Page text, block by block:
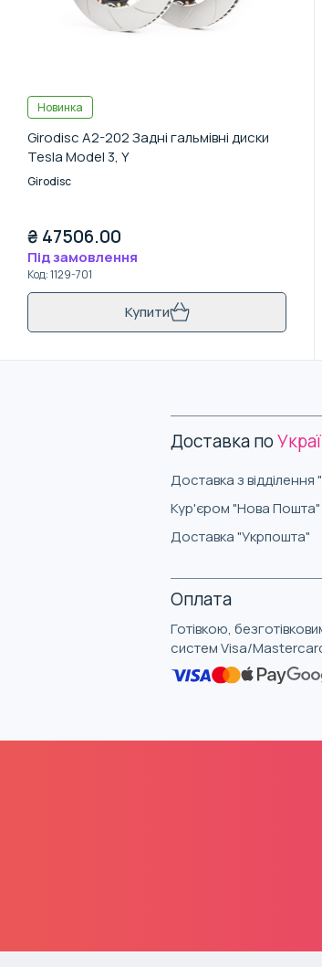
Новинка
Girodisc A2-202 Задні гальмівні диски
Tesla Model 3, Y
Girodisc
₴ 47506.00
Під замовлення
Код:1129-701
Купити
Доставка по
Доставка з
Кур'єром "Нова Пошта"
Доставка "Укрпошта"
Оплата
Готівкою,
систем Visa/